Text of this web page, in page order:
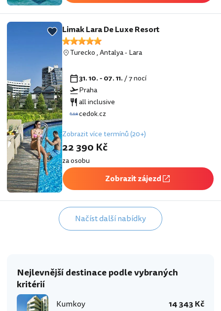
Limak Lara De Luxe Resort
Turecko,Antalya-Lara
31. 10. - 07. 11./ 7 nocí
Praha
all inclusive
cedok.cz
Zobrazit více termínů (20+)
22 390 Kč
za osobu
Zobrazit zájezd
Načíst další nabídky
Nejlevnější destinace podle vybraných
kritérií
Kumkoy 14 343 Kč